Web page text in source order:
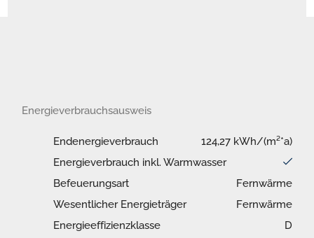
Energieverbrauchsausweis
Endenergieverbrauch
124,27 kWh/(m²*a)
Energieverbrauch inkl. Warmwasser
Befeuerungsart
Fernwärme
Wesentlicher Energieträger
Fernwärme
Energieeffizienzklasse
D